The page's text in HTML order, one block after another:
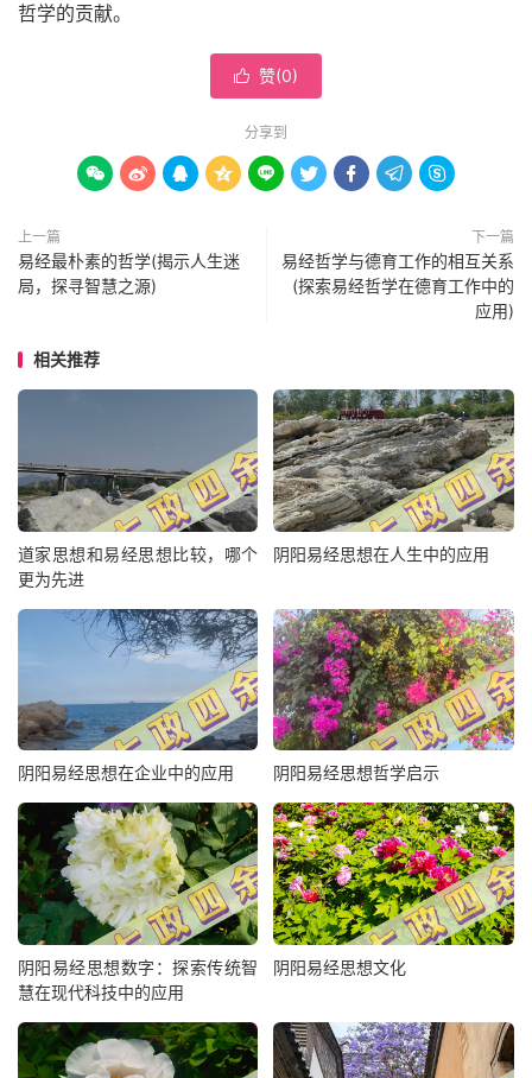
哲学的贡献。
 赞(0)
分享到
        
上一篇
易经最朴素的哲学(揭示人生迷
局，探寻智慧之源)
下一篇
易经哲学与德育工作的相互关系
(探索易经哲学在德育工作中的
应用)
相关推荐
道家思想和易经思想比较，哪个
更为先进
阴阳易经思想在人生中的应用
阴阳易经思想在企业中的应用 阴阳易经思想哲学启示
阴阳易经思想数字：探索传统智
慧在现代科技中的应用
阴阳易经思想文化